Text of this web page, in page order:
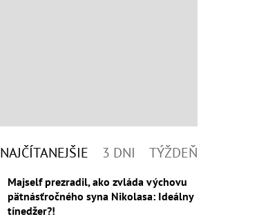
NAJČÍTANEJŠIE 3 DNI TÝŽDEŇ
Majself prezradil, ako zvláda výchovu
pätnásťročného syna Nikolasa: Ideálny
tínedžer?!